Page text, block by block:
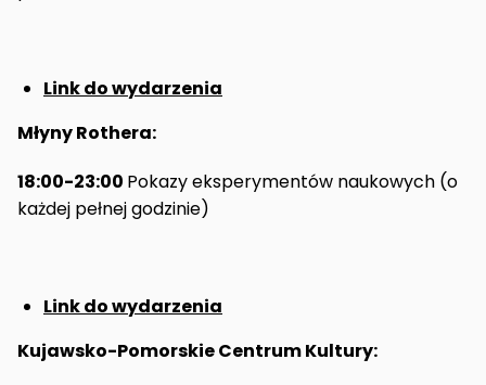
Link do wydarzenia
Młyny Rothera:
18:00-23:00 Pokazy eksperymentów naukowych (o
każdej pełnej godzinie)
Link do wydarzenia
Kujawsko-Pomorskie Centrum Kultury: